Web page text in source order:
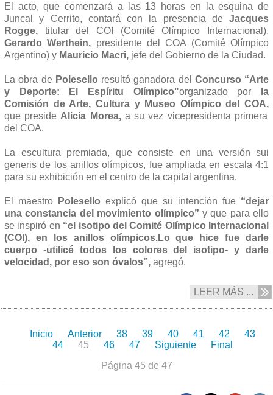
El acto, que comenzará a las 13 horas en la esquina de
Juncal y Cerrito, contará con la presencia de Jacques
Rogge, titular del COI (Comité Olímpico Internacional),
Gerardo Werthein, presidente del COA (Comité Olímpico
Argentino) y Mauricio Macri, jefe del Gobierno de la Ciudad.
La obra de Polesello resultó ganadora del Concurso “Arte
y Deporte: El Espíritu Olímpico"organizado por
la
Comisión de Arte, Cultura y Museo Olímpico del COA,
que preside Alicia Morea,a su vez vicepresidenta primera
del COA.
La escultura premiada, que consiste en una versión sui
generis de los anillos olímpicos, fue ampliada en escala 4:1
para su exhibición en el centro de la capital argentina.
El maestro Polesello explicó que su intención fue “dejar
una constancia del movimiento olímpico” y que para ello
se inspiró en “el isotipo del Comité Olímpico Internacional
(COI), en los anillos olímpicos.Lo que hice fue darle
cuerpo -utilicé todos los colores del isotipo- y darle
velocidad, por eso son óvalos”, agregó.
LEER MÁS ...
Inicio Anterior 38 39 40 41 42
43
44
45 46 47 Siguiente
Final
Página 45 de 47